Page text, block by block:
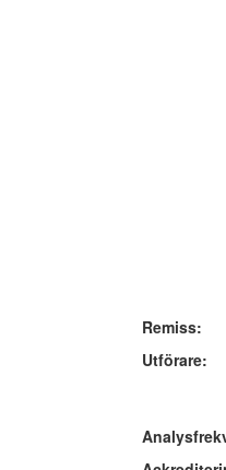
Remiss:
Utförare: